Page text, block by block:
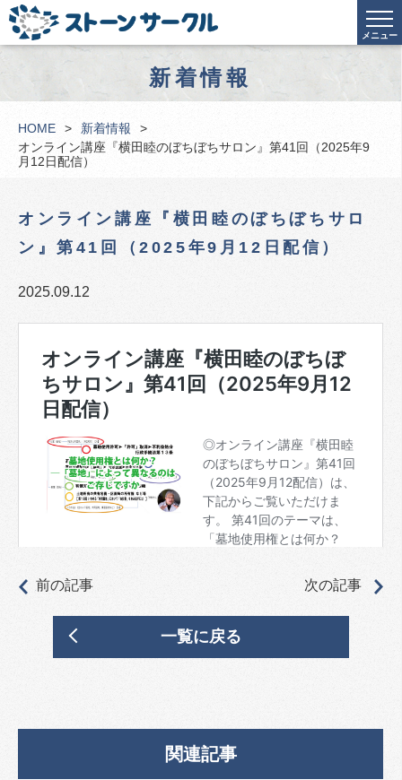
メニュー
新着情報
HOME
新着情報
オンライン講座『横田睦のぼちぼちサロン』第41回（2025年9
月12日配信）
オンライン講座『横田睦のぼちぼちサロ
ン』第41回（2025年9月12日配信）
2025.09.12
前の記事 次の記事
一覧に戻る
関連記事